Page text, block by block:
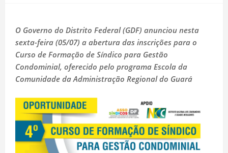
O Governo do Distrito Federal (GDF) anunciou nesta
sexta-feira (05/07) a abertura das inscrições para o
Curso de Formação de Síndico para Gestão
Condominial, oferecido pelo programa Escola da
Comunidade da Administração Regional do Guará